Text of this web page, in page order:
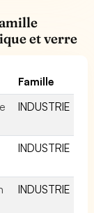
et verre
Famille
INDUSTRIE
INDUSTRIE
INDUSTRIE